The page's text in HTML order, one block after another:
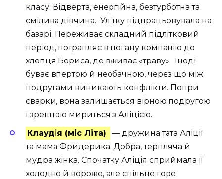
класу. Відверта, енергійна, безтурботна та
смілива дівчина. Улітку підпрацьовувала на
базарі. Переживає складний підлітковий
період, потрапляє в погану компанію до
хлопця Бориса, де вживає «траву». Іноді
буває впертою й необачною, через що між
подругами виникають конфлікти. Попри
сварки, вона залишається вірною подругою
і зрештою мириться з Аліцією.
Клаудія (міс Літа)
— дружина тата Аліції
та мама Фридерика. Добра, терпляча й
мудра жінка. Спочатку Аліція сприймала її
холодно й вороже, але спільне горе